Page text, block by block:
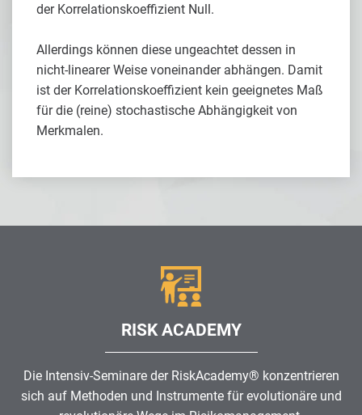
der Korrelationskoeffizient Null.
Allerdings können diese ungeachtet dessen in
nicht-linearer Weise voneinander abhängen. Damit
ist der Korrelationskoeffizient kein geeignetes Maß
für die (reine) stochastische Abhängigkeit von
Merkmalen.
RISK ACADEMY
Die Intensiv-Seminare der RiskAcademy® konzentrieren
sich auf Methoden und Instrumente für evolutionäre und